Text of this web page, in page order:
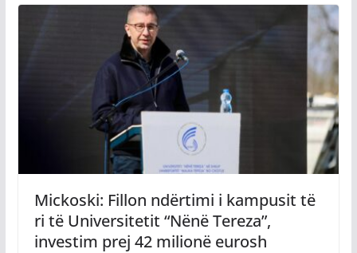
Mickoski: Fillon ndërtimi i kampusit të
ri të Universitetit “Nënë Tereza”,
investim prej 42 milionë eurosh